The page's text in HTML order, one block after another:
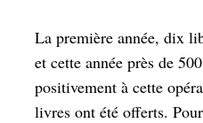
La première année, dix
et cette année près de
positivement à cette
livres ont été offerts.